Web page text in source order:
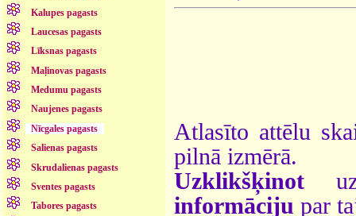
Kalupes pagasts
Laucesas pagasts
Līksnas pagasts
Maļinovas pagasts
Medumu pagasts
Naujenes pagasts
Nīcgales pagasts
Salienas pagasts
Skrudalienas pagasts
Sventes pagasts
Tabores pagasts
Atlasīto attēlu
pilnā izmērā.
Uzklikšķinot
informāciju par